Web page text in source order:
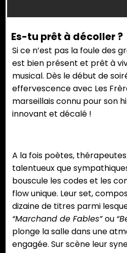
Es-tu prêt à décoller ?
Si ce n’est pas la foule des
est bien présent et prêt à
musical. Dès le début de
effervescence avec Les
marseillais connu pour son
innovant et décalé !
A la fois poètes,
talentueux que
bouscule les codes et les
flow unique. Leur set,
dizaine de titres parmi
“Marchand de Fables”ou
plonge la salle dans une
engagée. Sur scène leur